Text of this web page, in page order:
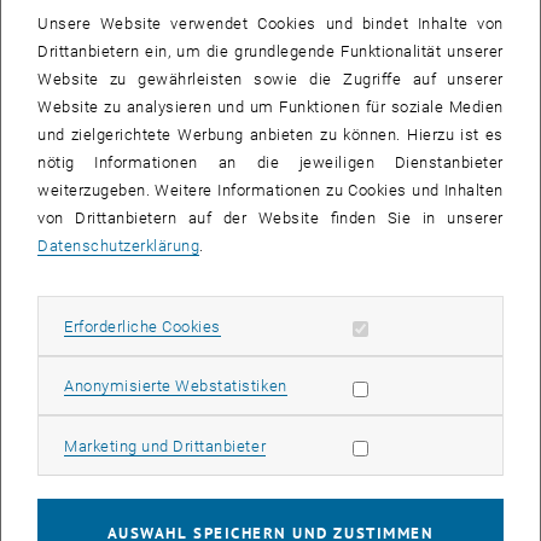
Mitarbeiter_innen
Studierenden
Betreuungszeiten
08.00 - 09.00 Uhr Bringen der Kinder
09:00 - 16.00 Uhr Programm
16.00 - 17.00 Uhr Abholung der Kinder
Die Kinder erhalten zu Mittag eine warme Mahlzeit in der TU Mensa.
Das Programm dreht sich um das ThemaKreativität und Kunst, öffnet
Kosten
TU Mitarbeiter_innen: € 15,- pro Tag / Kind
TU Studierende (ohne Arbeitsverhältnis an der TU Wien): € 10,- pro
Tag / Kind
Unsere Website verwendet Cookies und bindet Inhalte von
Drittanbietern ein, um die grundlegende Funktionalität unserer
Website zu gewährleisten sowie die Zugriffe auf unserer
Website zu analysieren und um Funktionen für soziale Medien
und zielgerichtete Werbung anbieten zu können. Hierzu ist es
nötig Informationen an die jeweiligen Dienstanbieter
weiterzugeben. Weitere Informationen zu Cookies und Inhalten
von Drittanbietern auf der Website finden Sie in unserer
Datenschutzerklärung.
Erforderliche Cookies Erforderliche Cookies zulassen
Anonymisierte WebstatistikenStatistik Cookies zulassen
Marketing und DrittanbieterMarketing Cookies zulassen
AUSWAHL SPEICHERN UND ZUSTIMMEN